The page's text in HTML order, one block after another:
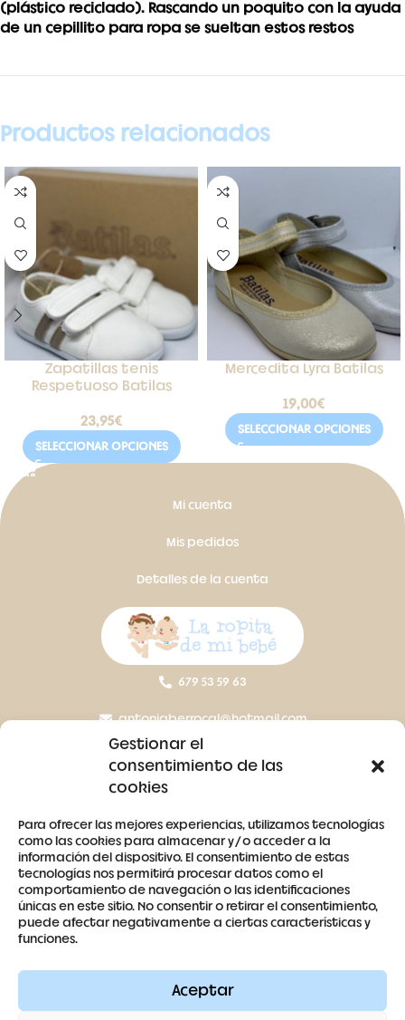
Gestionar el
consentimiento de las
cookies
Para ofrecer las mejores experiencias, utilizamos tecnologías
como las cookies para almacenar y/o acceder a la
información del dispositivo. El consentimiento de estas
tecnologías nos permitirá procesar datos como el
comportamiento de navegación o las identificaciones
únicas en este sitio. No consentir o retirar el consentimiento,
puede afectar negativamente a ciertas características y
funciones.
Aceptar
(plástico reciclado). Rascando un poquito con la ayuda
de un cepillito para ropa se sueltan estos restos
Productos relacionados
Zapatillas tenis
Respetuoso Batilas
23,95€
SELECCIONAR OPCIONES
Mercedita Lyra Batilas
19,00€
SELECCIONAR OPCIONES
Mi cuenta
Mis pedidos
Detalles de la cuenta
679 53 59 63
antoniaberrocal@hotmail.com
Contacto
Términos y condiciones